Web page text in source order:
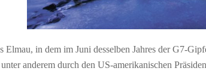
Elmau, in dem im Juni desselben Jahres der G7-
anderem durch den US-amerikanischen